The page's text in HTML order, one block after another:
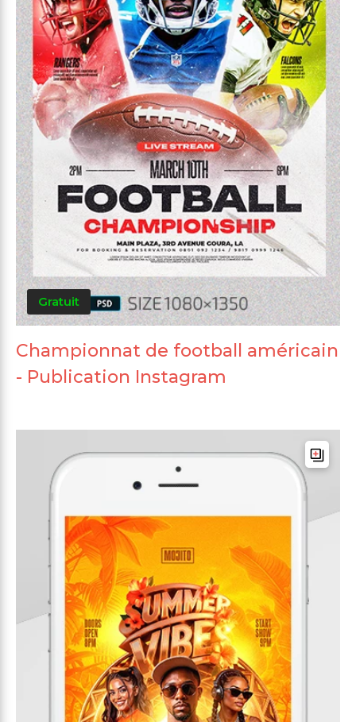
Gratuit
Championnat de football américain
- Publication Instagram